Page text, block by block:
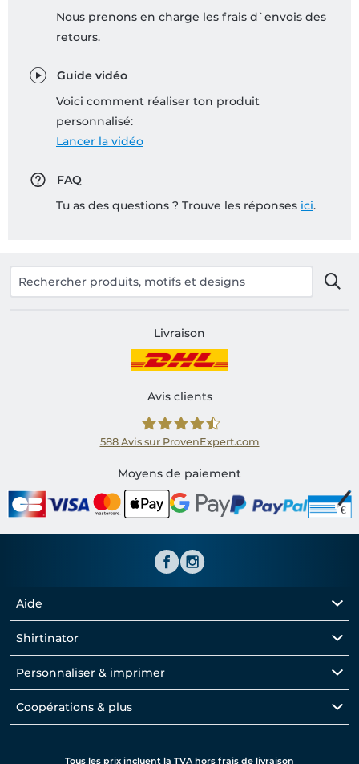
Nous prenons en charge les frais d`envois des
retours.
Guide vidéo
Voici comment réaliser ton produit
personnalisé:
Lancer la vidéo
FAQ
Tu as des questions ? Trouve les réponses ici.
Livraison
Avis clients
Shirtinator FR
588 Avis sur ProvenExpert.com
Moyens de paiement
Aide
Shirtinator
Personnaliser & imprimer
Coopérations & plus
Tous les prix incluent la TVA hors frais de livraison